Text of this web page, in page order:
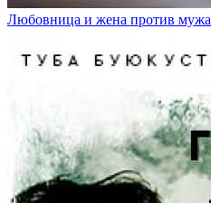
Любовница и жена против мужа